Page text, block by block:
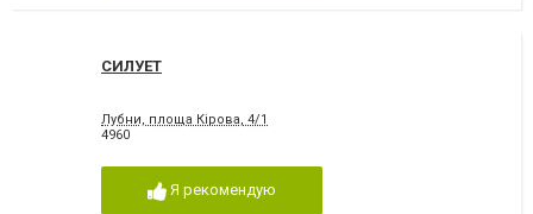
СИЛУЕТ
Лубни, площа Кірова, 4/1
4960
Я рекомендую